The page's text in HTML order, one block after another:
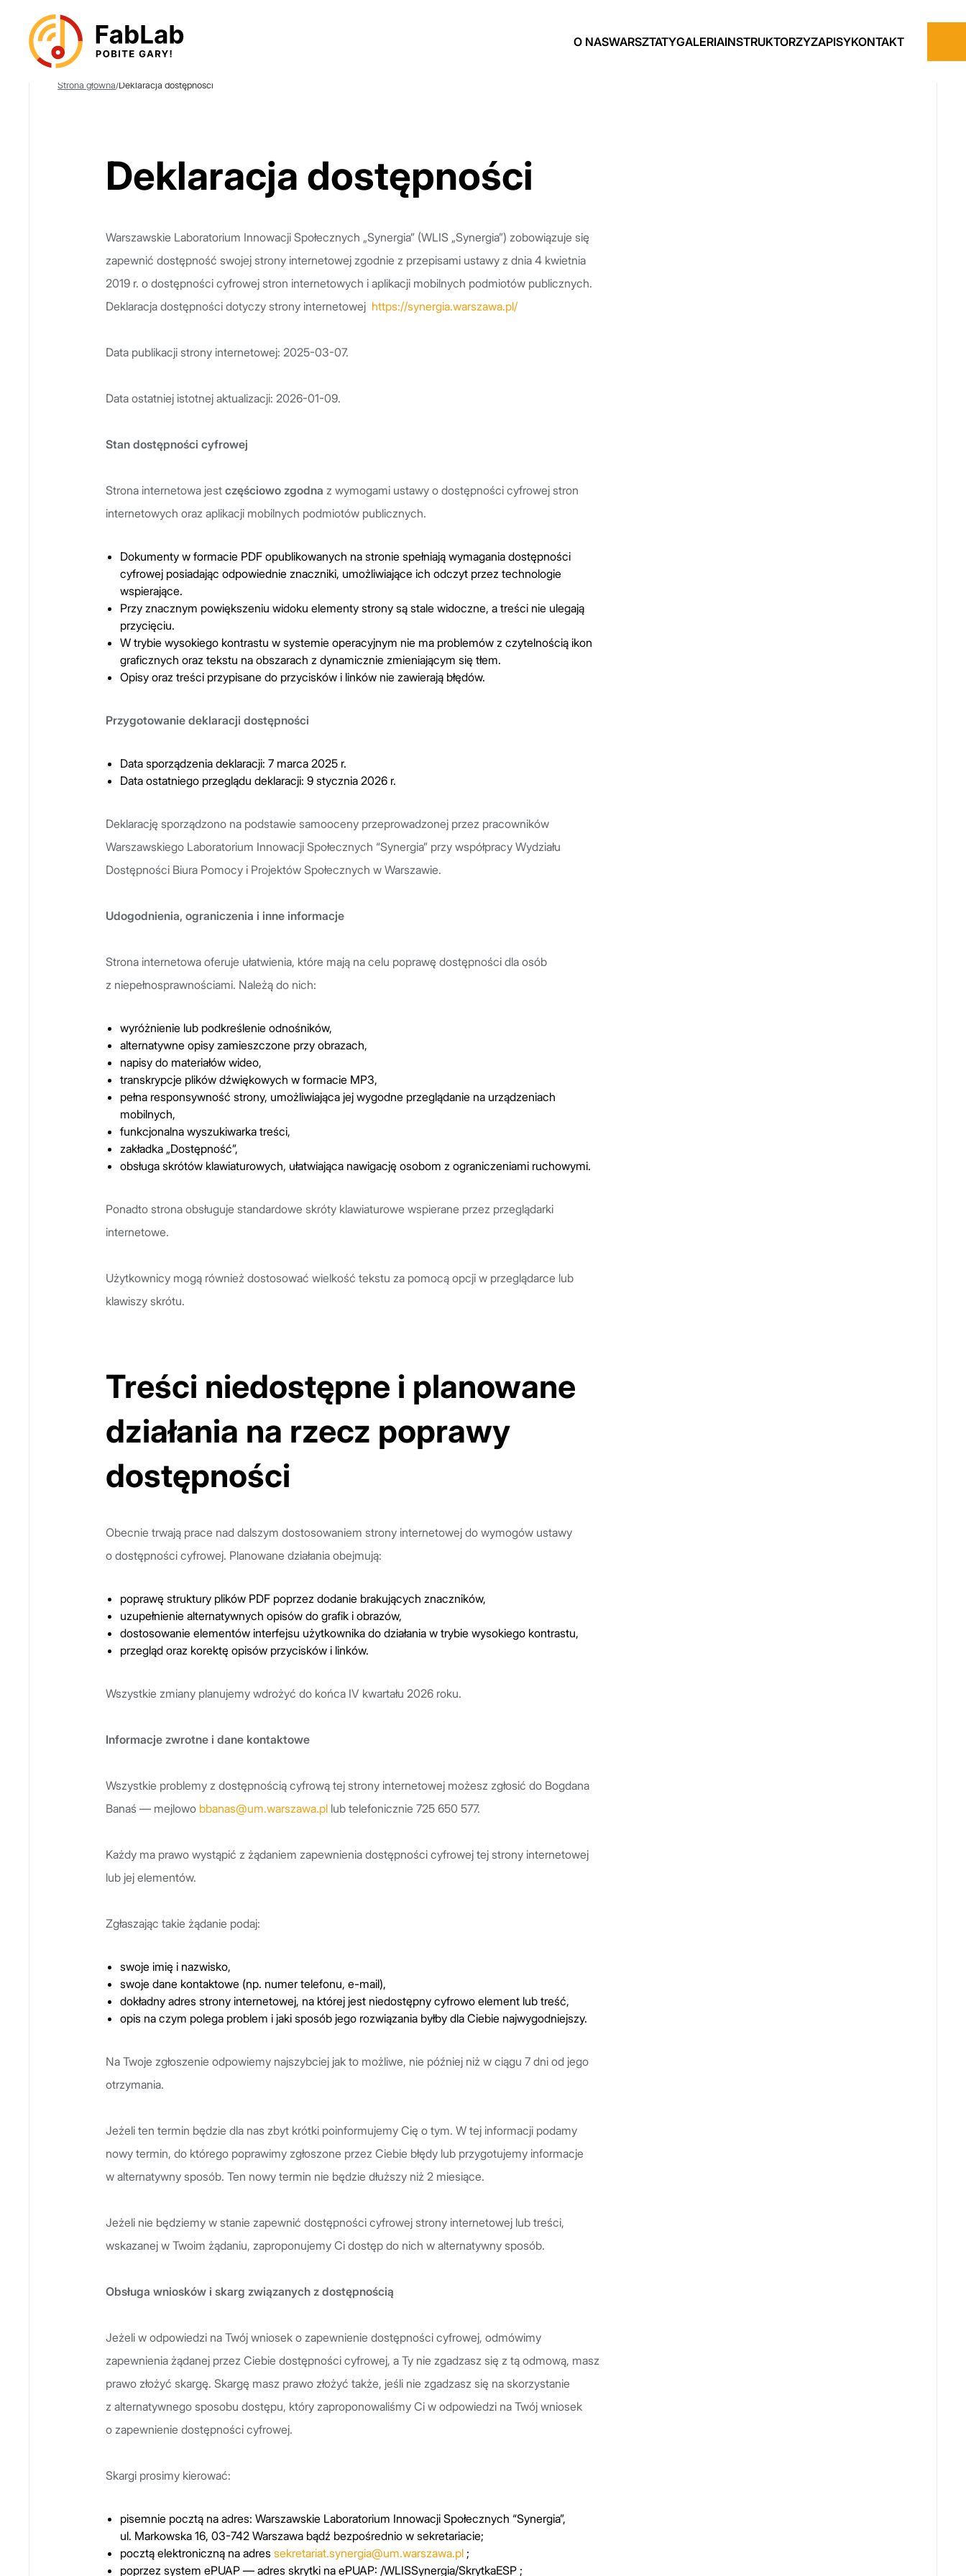
O NASWARSZTATYGALERIAINSTRUKTORZYZAPISYKONTAKT
Strona główna/Deklaracja dostępności
Deklaracja dostępności
Warszawskie Laboratorium Innowacji Społecznych „Synergia” (WLIS „Synergia”) zobowiązuje się
zapewnić dostępność swojej strony internetowej zgodnie z przepisami ustawy z dnia 4 kwietnia
2019 r. o dostępności cyfrowej stron internetowych i aplikacji mobilnych podmiotów publicznych.
Deklaracja dostępności dotyczy strony internetowej https://synergia.warszawa.pl/
Data publikacji strony internetowej: 2025-03-07.
Data ostatniej istotnej aktualizacji: 2026-01-09.
Stan dostępności cyfrowej
Strona internetowa jest częściowo zgodna z wymogami ustawy o dostępności cyfrowej stron
internetowych oraz aplikacji mobilnych podmiotów publicznych.
Dokumenty w formacie PDF opublikowanych na stronie spełniają wymagania dostępności
cyfrowej posiadając odpowiednie znaczniki, umożliwiające ich odczyt przez technologie
wspierające.
Przy znacznym powiększeniu widoku elementy strony są stale widoczne, a treści nie ulegają
przycięciu.
W trybie wysokiego kontrastu w systemie operacyjnym nie ma problemów z czytelnością ikon
graficznych oraz tekstu na obszarach z dynamicznie zmieniającym się tłem.
Opisy oraz treści przypisane do przycisków i linków nie zawierają błędów.
Przygotowanie deklaracji dostępności
Data sporządzenia deklaracji: 7 marca 2025 r.
Data ostatniego przeglądu deklaracji: 9 stycznia 2026 r.
Deklarację sporządzono na podstawie samooceny przeprowadzonej przez pracowników
Warszawskiego Laboratorium Innowacji Społecznych “Synergia” przy współpracy Wydziału
Dostępności Biura Pomocy i Projektów Społecznych w Warszawie.
Udogodnienia, ograniczenia i inne informacje
Strona internetowa oferuje ułatwienia, które mają na celu poprawę dostępności dla osób
z niepełnosprawnościami. Należą do nich:
wyróżnienie lub podkreślenie odnośników,
alternatywne opisy zamieszczone przy obrazach,
napisy do materiałów wideo,
transkrypcje plików dźwiękowych w formacie MP3,
pełna responsywność strony, umożliwiająca jej wygodne przeglądanie na urządzeniach
mobilnych,
funkcjonalna wyszukiwarka treści,
zakładka „Dostępność”,
obsługa skrótów klawiaturowych, ułatwiająca nawigację osobom z ograniczeniami ruchowymi.
Ponadto strona obsługuje standardowe skróty klawiaturowe wspierane przez przeglądarki
internetowe.
Użytkownicy mogą również dostosować wielkość tekstu za pomocą opcji w przeglądarce lub
klawiszy skrótu.
Treści niedostępne i planowane
działania na rzecz poprawy
dostępności
Obecnie trwają prace nad dalszym dostosowaniem strony internetowej do wymogów ustawy
o dostępności cyfrowej. Planowane działania obejmują:
poprawę struktury plików PDF poprzez dodanie brakujących znaczników,
uzupełnienie alternatywnych opisów do grafik i obrazów,
dostosowanie elementów interfejsu użytkownika do działania w trybie wysokiego kontrastu,
przegląd oraz korektę opisów przycisków i linków.
Wszystkie zmiany planujemy wdrożyć do końca IV kwartału 2026 roku.
Informacje zwrotne i dane kontaktowe
Wszystkie problemy z dostępnością cyfrową tej strony internetowej możesz zgłosić do Bogdana
Banaś — mejlowo bbanas@um.warszawa.pl lub telefonicznie 725 650 577.
Każdy ma prawo wystąpić z żądaniem zapewnienia dostępności cyfrowej tej strony internetowej
lub jej elementów.
Zgłaszając takie żądanie podaj:
swoje imię i nazwisko,
swoje dane kontaktowe (np. numer telefonu, e-mail),
dokładny adres strony internetowej, na której jest niedostępny cyfrowo element lub treść,
opis na czym polega problem i jaki sposób jego rozwiązania byłby dla Ciebie najwygodniejszy.
Na Twoje zgłoszenie odpowiemy najszybciej jak to możliwe, nie później niż w ciągu 7 dni od jego
otrzymania.
Jeżeli ten termin będzie dla nas zbyt krótki poinformujemy Cię o tym. W tej informacji podamy
nowy termin, do którego poprawimy zgłoszone przez Ciebie błędy lub przygotujemy informacje
w alternatywny sposób. Ten nowy termin nie będzie dłuższy niż 2 miesiące.
Jeżeli nie będziemy w stanie zapewnić dostępności cyfrowej strony internetowej lub treści,
wskazanej w Twoim żądaniu, zaproponujemy Ci dostęp do nich w alternatywny sposób.
Obsługa wniosków i skarg związanych z dostępnością
Jeżeli w odpowiedzi na Twój wniosek o zapewnienie dostępności cyfrowej, odmówimy
zapewnienia żądanej przez Ciebie dostępności cyfrowej, a Ty nie zgadzasz się z tą odmową, masz
prawo złożyć skargę. Skargę masz prawo złożyć także, jeśli nie zgadzasz się na skorzystanie
z alternatywnego sposobu dostępu, który zaproponowaliśmy Ci w odpowiedzi na Twój wniosek
o zapewnienie dostępności cyfrowej.
Skargi prosimy kierować:
pisemnie pocztą na adres: Warszawskie Laboratorium Innowacji Społecznych “Synergia”,
ul. Markowska 16, 03-742 Warszawa bądź bezpośrednio w sekretariacie;
pocztą elektroniczną na adres sekretariat.synergia@um.warszawa.pl ;
poprzez system ePUAP — adres skrytki na ePUAP: /WLISSynergia/SkrytkaESP ;